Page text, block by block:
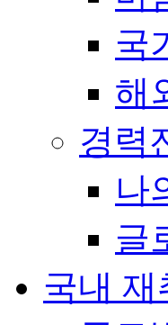
국
해
경력
나
글
국내 재